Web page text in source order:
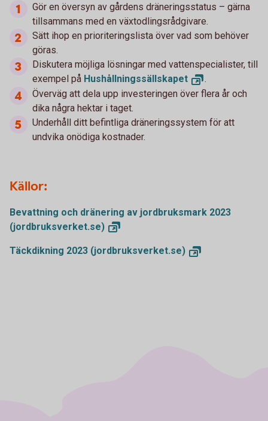
Gör en översyn av gårdens dräneringsstatus – gärna
tillsammans med en växtodlingsrådgivare.
Sätt ihop en prioriteringslista över vad som behöver
göras.
Diskutera möjliga lösningar med vattenspecialister, till
exempel på Hushållningssällskapet
.
Överväg att dela upp investeringen över flera år och
dika några hektar i taget.
Underhåll ditt befintliga dräneringssystem för att
undvika onödiga kostnader.
Källor:
Bevattning och dränering av jordbruksmark 2023
(jordbruksverket.se)
Täckdikning 2023 (jordbruksverket.se)